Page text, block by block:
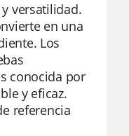
versatilidad.
en una
Los
conocida por
y eficaz.
referencia